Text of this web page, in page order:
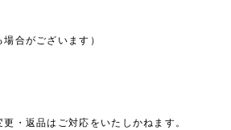
合がございます）
・返品はご対応をいたしかねます。